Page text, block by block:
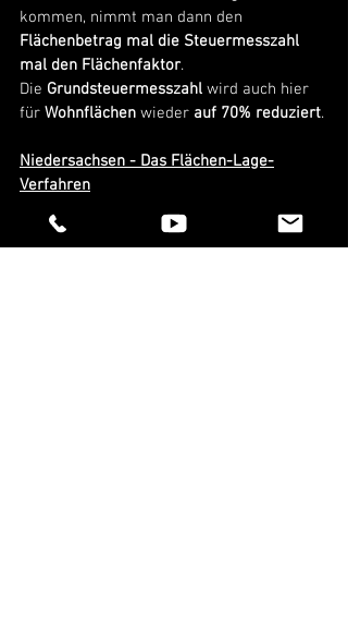
kommen, nimmt man dann den
Flächenbetrag mal die Steuermesszahl
mal den Flächenfaktor.
Die Grundsteuermesszahl wird auch hier
für Wohnflächen wieder auf 70% reduziert.
Niedersachsen - Das Flächen-Lage-
Verfahren
Niedersachsen setzt in seinem
Flächen-